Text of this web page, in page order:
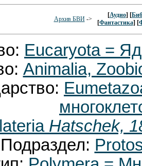
Архив БВИ->
[Аудио] [
[Фантастика] [
Eucaryota =
Animalia,
Hatschek,
Подраздел: